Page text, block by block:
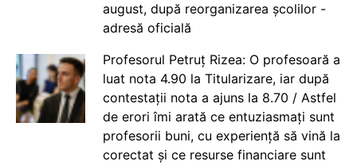
august, după reorganizarea școlilor -
adresă oficială
Profesorul Petruț Rizea: O profesoară a
luat nota 4.90 la Titularizare, iar după
contestații nota a ajuns la 8.70 / Astfel
de erori îmi arată ce entuziasmați sunt
profesorii buni, cu experiență să vină la
corectat și ce resurse financiare sunt